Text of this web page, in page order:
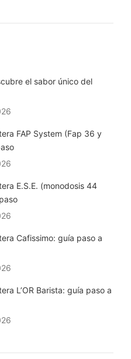
el sabor único del
FAP System (Fap 36 y
E.S.E. (monodosis 44
Cafissimo: guía paso a
L’OR Barista: guía paso a